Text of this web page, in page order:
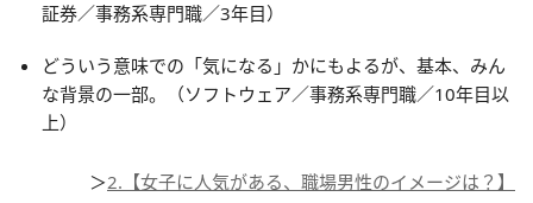
証券／事務系専門職／3年目）
どういう意味での「気になる」かにもよるが、基本、みん
な背景の一部。（ソフトウェア／事務系専門職／10年目以
上）
＞2.【女子に人気がある、職場男性のイメージは？】